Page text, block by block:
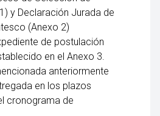
y Declaración Jurada de
(Anexo 2)
de postulación
en el Anexo 3.
anteriormente
en los plazos
cronograma de